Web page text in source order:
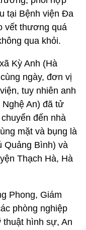
tại Bệnh viện Đa
vết thương quá
qua khỏi.
Kỳ Anh (Hà
ngày, đơn vị
tuy nhiên anh
An) đã tử
đến nhà
mặt và bụng là
Quảng Bình) và
Thạch Hà, Hà
Phong, Giám
phòng nghiệp
thuật hình sự, An